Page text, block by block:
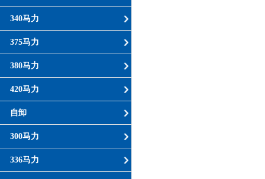
340马力
375马力
380马力
420马力
自卸
300马力
336马力